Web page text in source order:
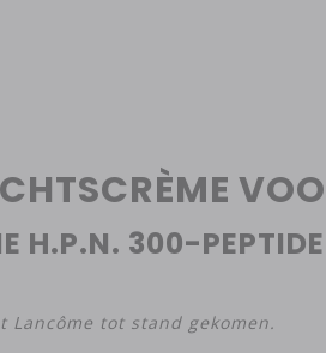
H.P.N. 300-
Lancôme tot stand gekomen.